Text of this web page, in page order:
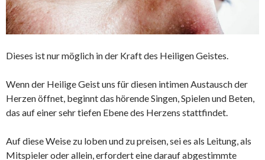
Dieses ist nur möglich in der Kraft des Heiligen Geistes.
Wenn der Heilige Geist uns für diesen intimen Austausch der
Herzen öffnet, beginnt das hörende Singen, Spielen und Beten,
das auf einer sehr tiefen Ebene des Herzens stattfindet.
Auf diese Weise zu loben und zu preisen, sei es als Leitung, als
Mitspieler oder allein, erfordert eine darauf abgestimmte